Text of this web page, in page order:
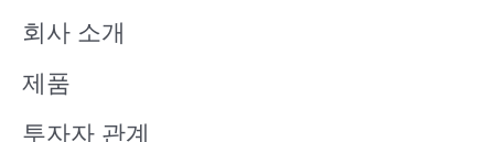
회사 소개
제품
투자자 관계